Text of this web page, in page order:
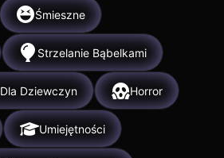
Śmieszne
Strzelanie Bąbelkami
Dla Dziewczyn Horror
Umiejętności